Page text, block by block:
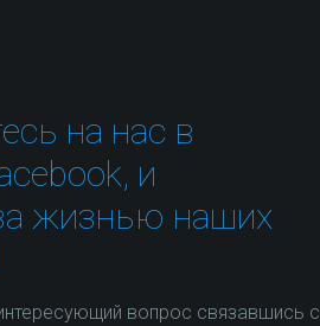
на нас в
и
жизнью наших
вопрос связавшись с